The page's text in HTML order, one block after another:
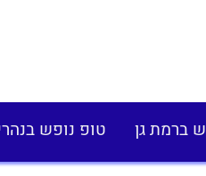
ברמת גן טופ נופש